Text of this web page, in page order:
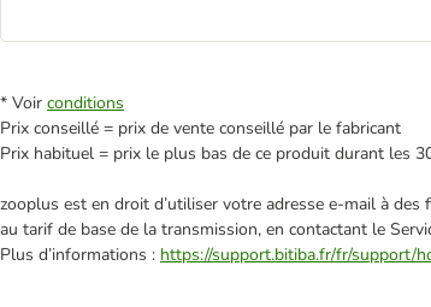
* Voir conditions
Prix conseillé = prix de vente conseillé par le fabricant
Prix habituel = prix le plus bas de ce produit durant les
zooplus est en droit d’utiliser votre adresse e‑mail à
au tarif de base de la transmission, en contactant le
Plus d’informations : https://support.bitiba.fr/fr/support/